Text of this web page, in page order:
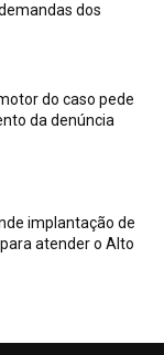
dos
do caso pede
da denúncia
implantação de
atender o Alto